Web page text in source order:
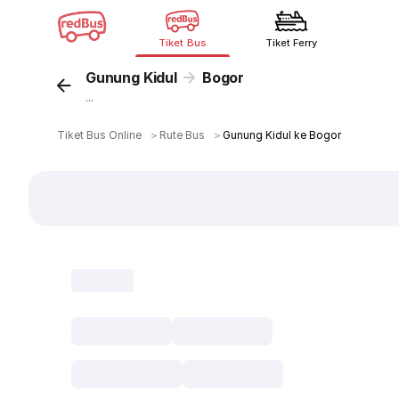
Tiket Bus Tiket Ferry
Gunung Kidul Bogor
...
Tiket Bus Online ＞ Rute Bus ＞Gunung Kidul ke Bogor